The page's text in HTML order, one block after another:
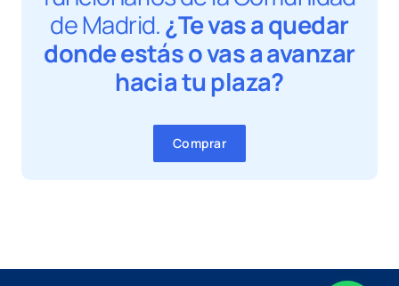
de Madrid.¿Te vas a quedar
donde estás o vas a avanzar
hacia tu plaza?
Comprar